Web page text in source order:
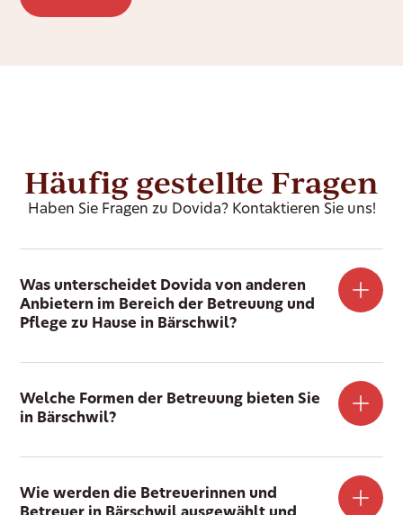
Häufig gestellte Fragen
Haben Sie Fragen zu Dovida? Kontaktieren Sie uns!
Was unterscheidet Dovida von anderen
Anbietern im Bereich der Betreuung und
Pflege zu Hause in Bärschwil?
Welche Formen der Betreuung bieten Sie
in Bärschwil?
Wie werden die Betreuerinnen und